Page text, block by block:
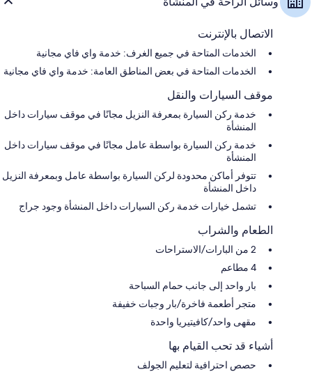
الاتصال بالإنترنت
الخدمات المتاحة في جميع الغرف: خدمة واي فاي مجانية
الخدمات المتاحة في بعض المناطق العامة: خدمة واي فاي مجانية
موقف السيارات والنقل
خدمة ركن السيارة بمعرفة النزيل مجانًا في موقف سيارات داخل
المنشأة
خدمة ركن السيارة بواسطة عامل مجانًا في موقف سيارات داخل
المنشأة
تتوفر أماكن محدودة لركن السيارة بواسطة عامل وبمعرفة النزيل
داخل المنشأة
تشمل خيارات خدمة ركن السيارات داخل المنشأة وجود جراج
الطعام والشراب
2 من البارات/الاستراحات
4 مطاعم
بار واحد إلى جانب حمام السباحة
متجر أطعمة فاخرة/بار وجبات خفيفة
مقهى واحد/كافيتيريا واحدة
أشياء قد تحب القيام بها
حصص احترافية لتعليم الجولف